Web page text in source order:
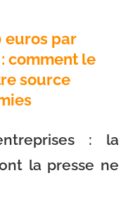
euros par
comment le
source
: la
la presse ne